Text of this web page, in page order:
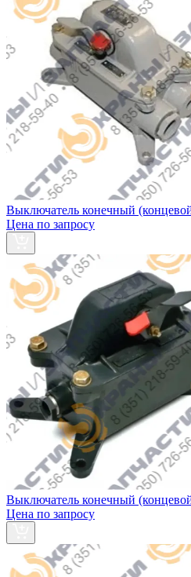
Выключатель конечный
Цена по запросу
Выключатель конечный
Цена по запросу